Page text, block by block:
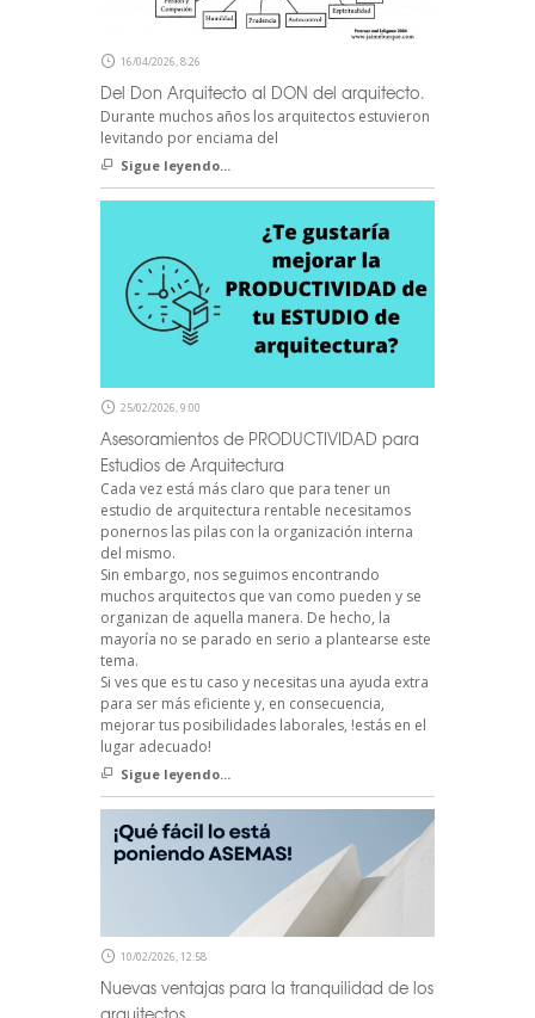
16/04/2026, 8:26
Del Don Arquitecto al DON del arquitecto.
Durante muchos años los arquitectos estuvieron
levitando por enciama del
Sigue leyendo...
25/02/2026, 9:00
Asesoramientos de PRODUCTIVIDAD para
Estudios de Arquitectura
Cada vez está más claro que para tener un
estudio de arquitectura rentable necesitamos
ponernos las pilas con la organización interna
del mismo.
Sin embargo, nos seguimos encontrando
muchos arquitectos que van como pueden y se
organizan de aquella manera. De hecho, la
mayoría no se parado en serio a plantearse este
tema.
Si ves que es tu caso y necesitas una ayuda extra
para ser más eficiente y, en consecuencia,
mejorar tus posibilidades laborales, !estás en el
lugar adecuado!
Sigue leyendo...
10/02/2026, 12:58
Nuevas ventajas para la tranquilidad de los